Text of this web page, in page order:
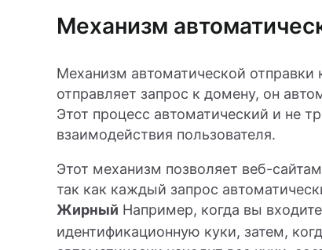
Механизм
Механизм автоматической отправки
отправляет запрос к домену, он
Этот процесс автоматический и не
взаимодействия пользователя.
Этот механизм позволяет веб-
так как каждый запрос
Жирный Например, когда вы
идентификационную куки, затем,